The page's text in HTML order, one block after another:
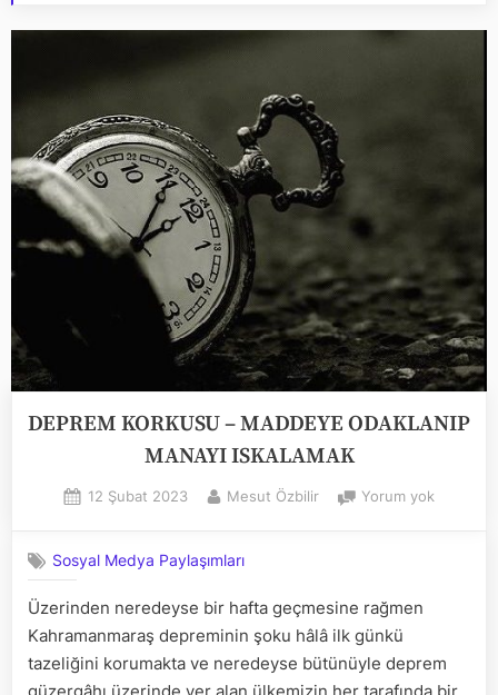
DEPREM KORKUSU – MADDEYE ODAKLANIP
MANAYI ISKALAMAK
Posted
12 Şubat 2023 By
Mesut Özbilir Yorum yokDEPREM
Sosyal Medya Paylaşımları
Üzerinden neredeyse bir hafta geçmesine rağmen
Kahramanmaraş depreminin şoku hâlâ ilk günkü
tazeliğini korumakta ve neredeyse bütünüyle deprem
güzergâhı üzerinde yer alan ülkemizin her tarafında bir